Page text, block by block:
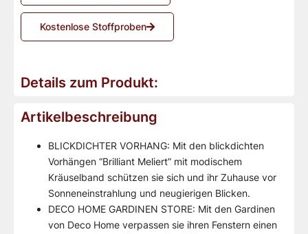
Kostenlose Stoffproben
Details zum Produkt:
Artikelbeschreibung
BLICKDICHTER VORHANG: Mit den blickdichten
Vorhängen “Brilliant Meliert” mit modischem
Kräuselband schützen sie sich und ihr Zuhause vor
Sonneneinstrahlung und neugierigen Blicken.
DECO HOME GARDINEN STORE: Mit den Gardinen
von Deco Home verpassen sie ihren Fenstern einen